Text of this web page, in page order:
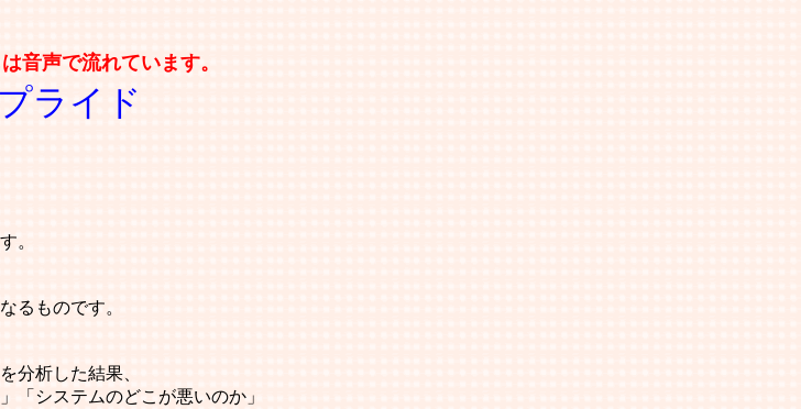
音声で流れています。
プライド
。
るものです。
分析した結果、
「システムのどこが悪いのか」